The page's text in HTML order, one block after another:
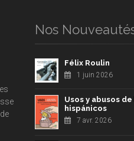
Nos
Félix Roulin
1 juin 2026
Usos y abusos
hispánicos
7 avr. 2026